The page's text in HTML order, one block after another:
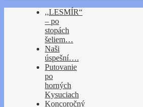
,,LESMÍR“
– po
stopách
šeliem…
Naši
úspešní….
Putovanie
po
horných
Kysuciach
Koncoročný